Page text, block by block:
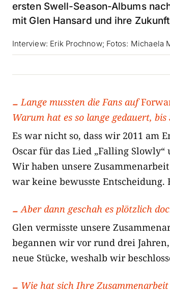
ersten Swell-Season-Albums
mit Glen Hansard und ihre
Interview: Erik Prochnow; Fotos: Michaela
Lange mussten die Fans auf
Warum hat es so lange gedauert,
Es war nicht so, dass wir 2011 am
Oscar für das Lied „Falling
Wir haben unsere
war keine bewusste Entscheidung.
Aber dann geschah es plötzlich
Glen vermisste unsere
begannen wir vor rund drei
neue Stücke, weshalb wir
Wie hat sich Ihre